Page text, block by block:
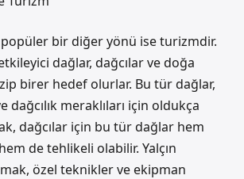
popüler bir diğer yönü ise turizmdir.
dağlar, dağcılar ve doğa
birer hedef olurlar. Bu tür dağlar,
dağcılık meraklıları için oldukça
dağcılar için bu tür dağlar hem
de tehlikeli olabilir. Yalçın
özel teknikler ve ekipman